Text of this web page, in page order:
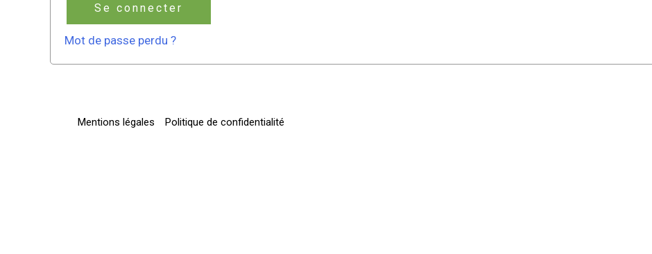
Se connecter
Mot de passe perdu ?
Mentions légales Politique de confidentialité